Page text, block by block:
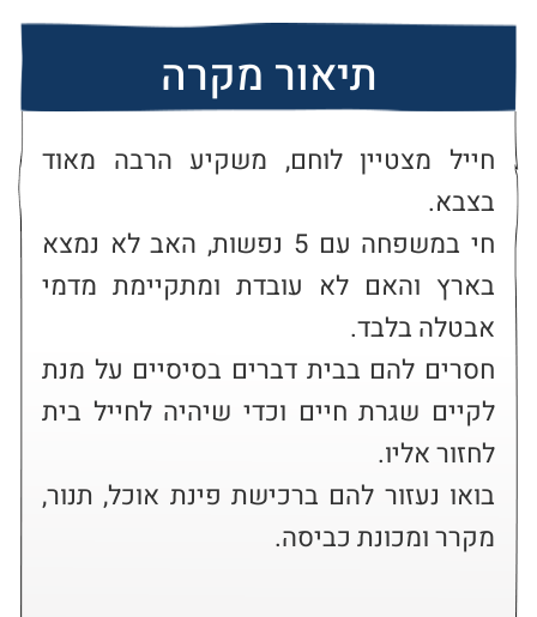
תיאור מקרה
חייל מצטיין לוחם, משקיע הרבה מאוד
חי במשפחה עם 5 נפשות, האב לא נמצא
בארץ והאם לא עובדת ומתקיימת מדמי
חסרים להם בבית דברים בסיסיים על מנת
לקיים שגרת חיים וכדי שיהיה לחייל בית
בואו נעזור להם ברכישת פינת אוכל, תנור,
מקרר ומכונת כביסה.